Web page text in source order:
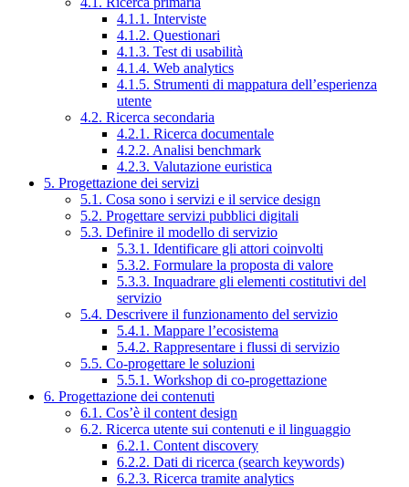
4.1.1. Interviste
4.1.2. Questionari
4.1.3. Test di usabilità
4.1.4. Web analytics
4.1.5. Strumenti di mappatura dell’esperienza
utente
4.2. Ricerca secondaria
4.2.1. Ricerca documentale
4.2.2. Analisi benchmark
4.2.3. Valutazione euristica
5. Progettazione dei servizi
5.1. Cosa sono i servizi e il service design
5.2. Progettare servizi pubblici digitali
5.3. Definire il modello di servizio
5.3.1. Identificare gli attori coinvolti
5.3.2. Formulare la proposta di valore
5.3.3. Inquadrare gli elementi costitutivi del
servizio
5.4. Descrivere il funzionamento del servizio
5.4.1. Mappare l’ecosistema
5.4.2. Rappresentare i flussi di servizio
5.5. Co-progettare le soluzioni
5.5.1. Workshop di co-progettazione
6. Progettazione dei contenuti
6.1. Cos’è il content design
6.2. Ricerca utente sui contenuti e il linguaggio
6.2.1. Content discovery
6.2.2. Dati di ricerca (search keywords)
6.2.3. Ricerca tramite analytics